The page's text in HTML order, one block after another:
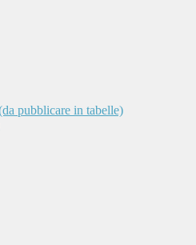
pubblicare in tabelle)